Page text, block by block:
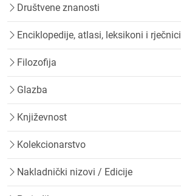
Društvene znanosti
Enciklopedije, atlasi, leksikoni i rječnici
Filozofija
Glazba
Književnost
Kolekcionarstvo
Nakladnički nizovi / Edicije